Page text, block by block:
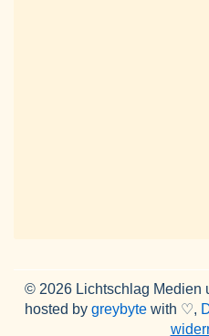
© 2026 Lichtschlag Medien
hosted by greybytewith ♡,